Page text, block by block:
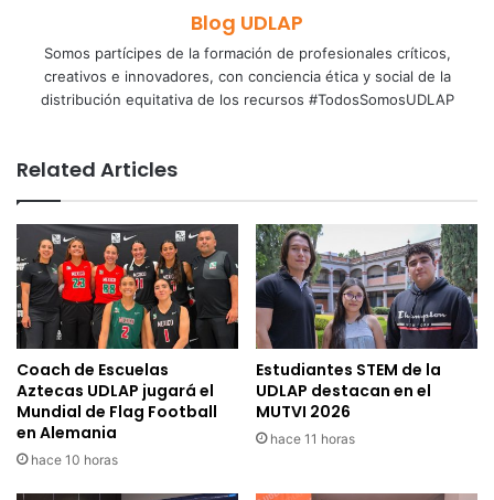
Blog UDLAP
Somos partícipes de la formación de profesionales críticos,
creativos e innovadores, con conciencia ética y social de la
distribución equitativa de los recursos #TodosSomosUDLAP
Related Articles
Coach de Escuelas
Aztecas UDLAP jugará el
Mundial de Flag Football
en Alemania
hace 10 horas
Estudiantes STEM de la
UDLAP destacan en el
MUTVI 2026
hace 11 horas